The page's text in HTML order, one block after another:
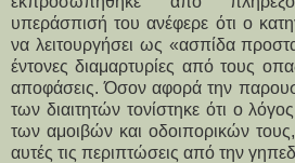
υπεράσπισή του ανέφερε ότι ο
να λειτουργήσει ως «ασπίδα
έντονες διαμαρτυρίες από τους
αποφάσεις. Όσον αφορά την
των διαιτητών τονίστηκε ότι ο
των αμοιβών και οδοιπορικών
αυτές τις περιπτώσεις από την